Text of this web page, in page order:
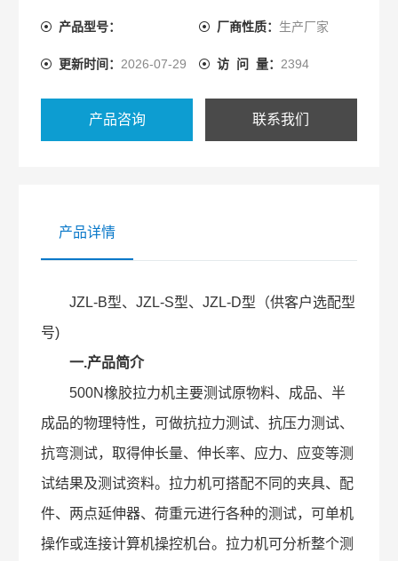
产品型号： 厂商性质： 生产厂家
更新时间： 2026-07-29 访 问 量： 2394
产品咨询 联系我们
产品详情
JZL-B型、JZL-S型、JZL-D型（供客户选配型
号)
一.产品简介
500N橡胶拉力机主要测试原物料、成品、半
成品的物理特性，可做抗拉力测试、抗压力测试、
抗弯测试，取得伸长量、伸长率、应力、应变等测
试结果及测试资料。拉力机可搭配不同的夹具、配
件、两点延伸器、荷重元进行各种的测试，可单机
操作或连接计算机操控机台。拉力机可分析整个测